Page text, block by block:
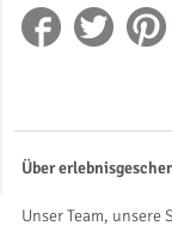
Über
Unser Team, unsere